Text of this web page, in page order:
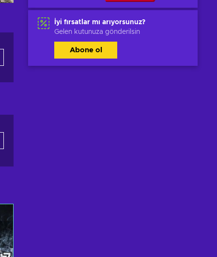
İyi fırsatlar mı arıyorsunuz?
Gelen kutunuza gönderilsin
Abone ol